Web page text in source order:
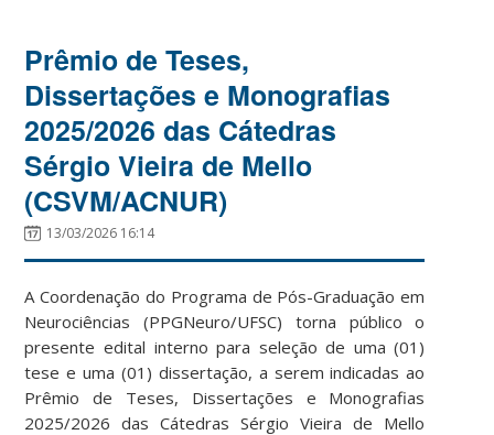
Prêmio de Teses,
Dissertações e Monografias
2025/2026 das Cátedras
Sérgio Vieira de Mello
(CSVM/ACNUR)
13/03/2026 16:14
A Coordenação do Programa de Pós-Graduação em
Neurociências (PPGNeuro/UFSC) torna público o
presente edital interno para seleção de uma (01)
tese e uma (01) dissertação, a serem indicadas ao
Prêmio de Teses, Dissertações e Monografias
2025/2026 das Cátedras Sérgio Vieira de Mello